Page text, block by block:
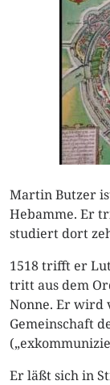
Martin Butzer
Hebamme. Er
studiert dort
1518 trifft er
tritt aus dem
Nonne. Er wird
Gemeinschaft
Er läßt sich in